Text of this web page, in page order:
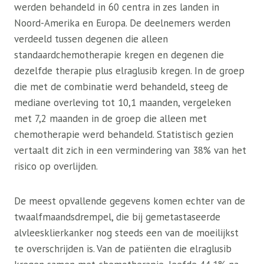
werden behandeld in 60 centra in zes landen in
Noord-Amerika en Europa. De deelnemers werden
verdeeld tussen degenen die alleen
standaardchemotherapie kregen en degenen die
dezelfde therapie plus elraglusib kregen. In de groep
die met de combinatie werd behandeld, steeg de
mediane overleving tot 10,1 maanden, vergeleken
met 7,2 maanden in de groep die alleen met
chemotherapie werd behandeld. Statistisch gezien
vertaalt dit zich in een vermindering van 38% van het
risico op overlijden.
De meest opvallende gegevens komen echter van de
twaalfmaandsdrempel, die bij gemetastaseerde
alvleesklierkanker nog steeds een van de moeilijkst
te overschrijden is. Van de patiënten die elraglusib